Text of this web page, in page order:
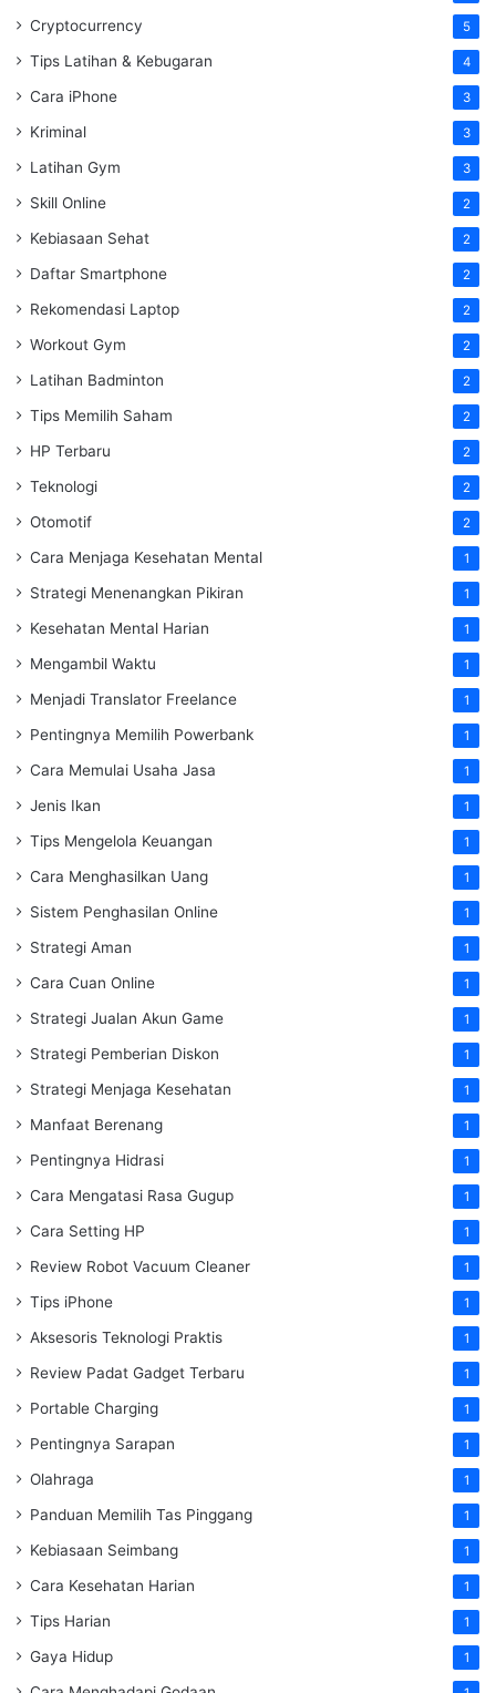
Cryptocurrency 5
Tips Latihan & Kebugaran 4
Cara iPhone 3
Kriminal 3
Latihan Gym 3
Skill Online 2
Kebiasaan Sehat 2
Daftar Smartphone 2
Rekomendasi Laptop 2
Workout Gym 2
Latihan Badminton 2
Tips Memilih Saham 2
HP Terbaru 2
Teknologi 2
Otomotif 2
Cara Menjaga Kesehatan Mental 1
Strategi Menenangkan Pikiran 1
Kesehatan Mental Harian 1
Mengambil Waktu 1
Menjadi Translator Freelance 1
Pentingnya Memilih Powerbank 1
Cara Memulai Usaha Jasa 1
Jenis Ikan 1
Tips Mengelola Keuangan 1
Cara Menghasilkan Uang 1
Sistem Penghasilan Online 1
Strategi Aman 1
Cara Cuan Online 1
Strategi Jualan Akun Game 1
Strategi Pemberian Diskon 1
Strategi Menjaga Kesehatan 1
Manfaat Berenang 1
Pentingnya Hidrasi 1
Cara Mengatasi Rasa Gugup 1
Cara Setting HP 1
Review Robot Vacuum Cleaner 1
Tips iPhone 1
Aksesoris Teknologi Praktis 1
Review Padat Gadget Terbaru 1
Portable Charging 1
Pentingnya Sarapan 1
Olahraga 1
Panduan Memilih Tas Pinggang 1
Kebiasaan Seimbang 1
Cara Kesehatan Harian 1
Tips Harian 1
Gaya Hidup 1